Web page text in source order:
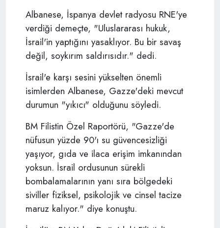
Albanese, İspanya devlet radyosu RNE'ye
verdiği demeçte, "Uluslararası hukuk,
İsrail'in yaptığını yasaklıyor. Bu bir savaş
değil, soykırım saldırısıdır." dedi.
İsrail'e karşı sesini yükselten önemli
isimlerden Albanese, Gazze'deki mevcut
durumun "yıkıcı" olduğunu söyledi.
BM Filistin Özel Raportörü, "Gazze'de
nüfusun yüzde 90'ı su güvencesizliği
yaşıyor, gıda ve ilaca erişim imkanından
yoksun. İsrail ordusunun sürekli
bombalamalarının yanı sıra bölgedeki
siviller fiziksel, psikolojik ve cinsel tacize
maruz kalıyor." diye konuştu.